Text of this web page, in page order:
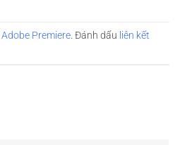
Adobe Premiere . Đánh dấu liên kết